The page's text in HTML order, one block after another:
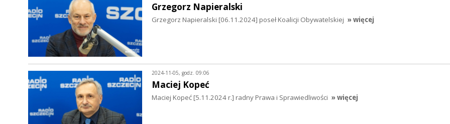
Grzegorz Napieralski
Grzegorz Napieralski [06.11.2024] poseł Koalicji Obywatelskiej » więcej
2024-11-05, godz. 09:06
Maciej Kopeć
Maciej Kopeć [5.11.2024 r.] radny Prawa i Sprawiedliwości » więcej